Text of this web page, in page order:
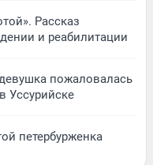
Рассказ
и реабилитации
пожаловалась
Уссурийске
петербурженка